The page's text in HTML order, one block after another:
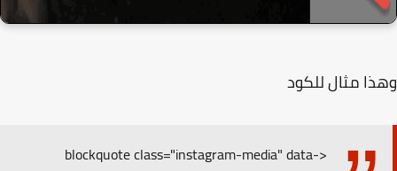
مثال للكود
<blockquote class="instagram-media" data-